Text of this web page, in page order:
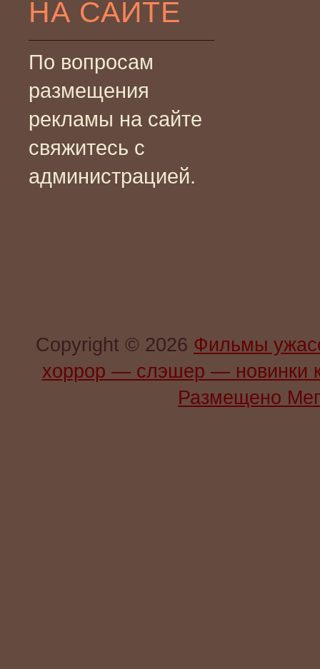
НА САЙТЕ
По вопросам
размещения
рекламы на сайте
свяжитесь с
администрацией.
Copyright © 2026 Фильмы
хоррор — слэшер —
Размещено